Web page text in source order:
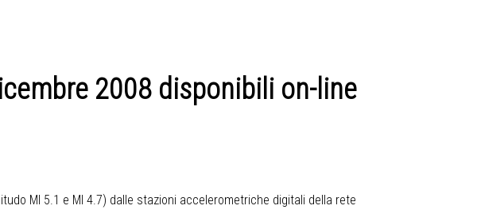
2008 disponibili on-line
Ml 5.1 e Ml 4.7) dalle stazioni accelerometriche digitali della rete